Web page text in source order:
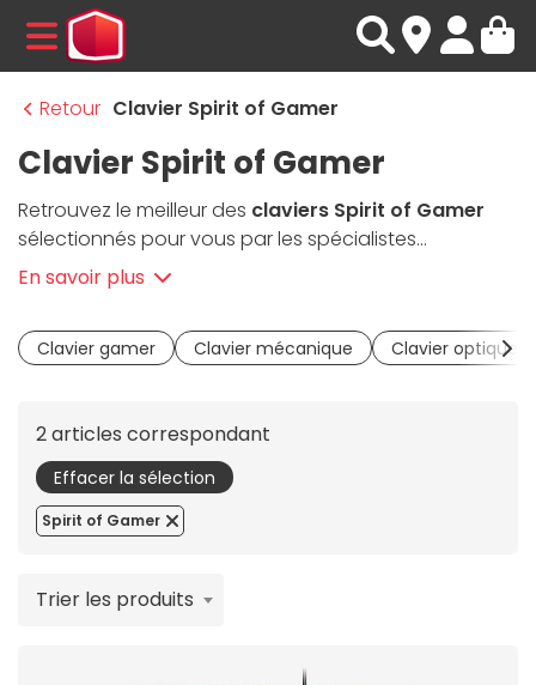
MENU
Retour Clavier Spirit of Gamer
Clavier Spirit of Gamer
Retrouvez le meilleur des claviers Spirit of Gamer
sélectionnés pour vous par les spécialistes
Materiel.net. Ces
des caractéristiques alléchantes tout en ayant un
prix contenu. Rétro-éclairés, avec des touches macro
et médias, ils ont de quoi plaire aux joueurs
accompagneront jusqu'au bout de la nuit ! Les
touches à membrane de ces
of Gamerassurent un confort de frappe exemplaire,
tout en ayant un temps de réponse faible. Rapide,
filtres disponibles, affinez votre sélection de
adapté à votre usage et votre budget.
En savoir plus
Clavier gamer Clavier mécanique Clavier optique
2 articles correspondant
Effacer la sélection
Spirit of Gamer
Trier les produits